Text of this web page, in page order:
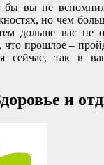
бы вы не
но чем
дольше вас не
что прошлое –
сейчас, так в
и